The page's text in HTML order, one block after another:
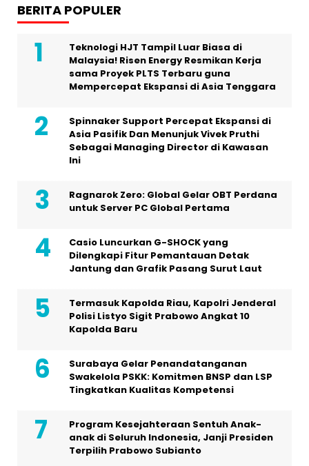
BERITA POPULER
Teknologi HJT Tampil Luar Biasa di
Malaysia! Risen Energy Resmikan Kerja
sama Proyek PLTS Terbaru guna
Mempercepat Ekspansi di Asia Tenggara
Spinnaker Support Percepat Ekspansi di
Asia Pasifik Dan Menunjuk Vivek Pruthi
Sebagai Managing Director di Kawasan
Ini
Ragnarok Zero: Global Gelar OBT Perdana
untuk Server PC Global Pertama
Casio Luncurkan G-SHOCK yang
Dilengkapi Fitur Pemantauan Detak
Jantung dan Grafik Pasang Surut Laut
Termasuk Kapolda Riau, Kapolri Jenderal
Polisi Listyo Sigit Prabowo Angkat 10
Kapolda Baru
Surabaya Gelar Penandatanganan
Swakelola PSKK: Komitmen BNSP dan LSP
Tingkatkan Kualitas Kompetensi
Program Kesejahteraan Sentuh Anak-
anak di Seluruh Indonesia, Janji Presiden
Terpilih Prabowo Subianto